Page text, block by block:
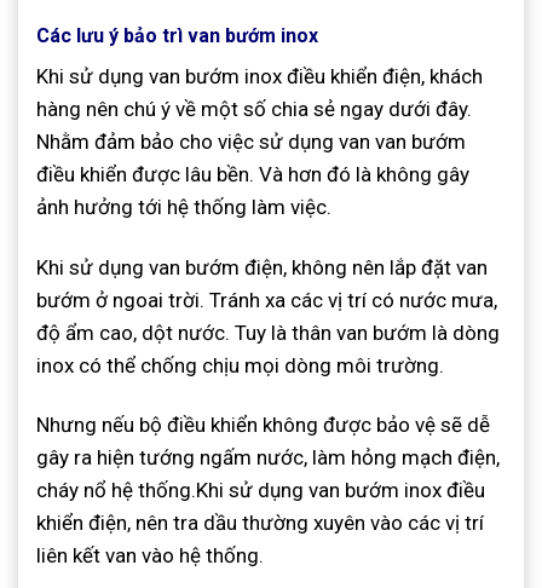
Các lưu ý bảo trì van bướm inox
Khi sử dụng van bướm inox điều khiển điện, khách
hàng nên chú ý về một số chia sẻ ngay dưới đây.
Nhằm đảm bảo cho việc sử dụng van van bướm
điều khiển được lâu bền. Và hơn đó là không gây
ảnh hưởng tới hệ thống làm việc.
Khi sử dụng van bướm điện, không nên lắp đặt van
bướm ở ngoai trời. Tránh xa các vị trí có nước mưa,
độ ẩm cao, dột nước. Tuy là thân van bướm là dòng
inox có thể chống chịu mọi dòng môi trường.
Nhưng nếu bộ điều khiển không được bảo vệ sẽ dễ
gây ra hiện tướng ngấm nước, làm hỏng mạch điện,
cháy nổ hệ thống.Khi sử dụng van bướm inox điều
khiển điện, nên tra dầu thường xuyên vào các vị trí
liên kết van vào hệ thống.